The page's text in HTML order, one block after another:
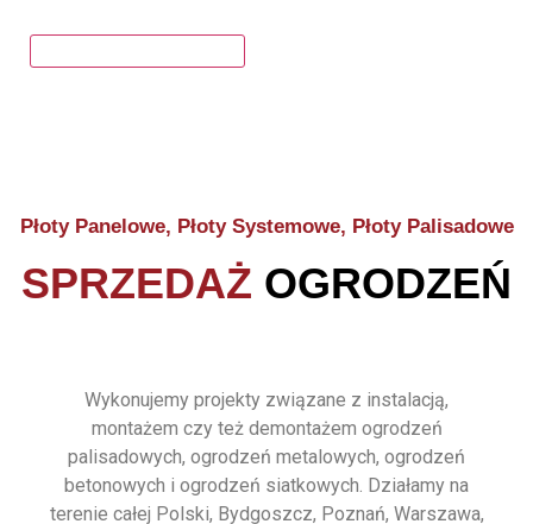
Płoty Panelowe, Płoty Systemowe, Płoty Palisadowe
SPRZEDAŻ OGRODZEŃ
Wykonujemy projekty związane z instalacją,
montażem czy też demontażem ogrodzeń
palisadowych, ogrodzeń metalowych, ogrodzeń
betonowych i ogrodzeń siatkowych. Działamy na
terenie całej Polski, Bydgoszcz, Poznań, Warszawa,